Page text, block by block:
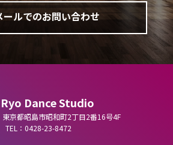
ールでのお問い合わせ
Ryo Dance Studio
京都昭島市昭和町2丁目2番16号4F
TEL：0428-23-8472